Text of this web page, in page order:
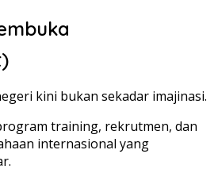
kini bukan sekadar imajinasi.
training, rekrutmen, dan
internasional yang